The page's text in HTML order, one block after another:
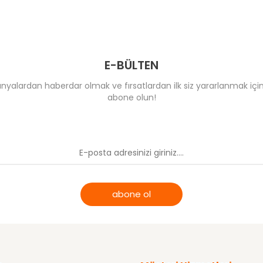
E-BÜLTEN
haberdar olmak ve fırsatlardan ilk siz yararlanmak
abone olun!
abone ol